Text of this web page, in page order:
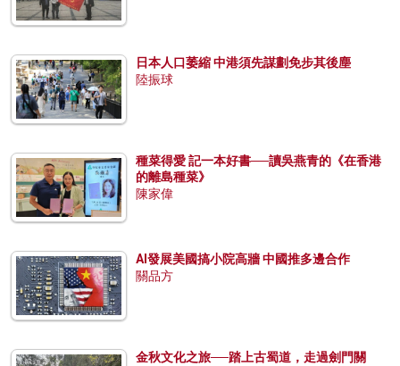
日本人口萎縮 中港須先謀劃免步其後塵
陸振球
種菜得愛 記一本好書──讀吳燕青的《在香港
的離島種菜》
陳家偉
AI發展美國搞小院高牆 中國推多邊合作
關品方
金秋文化之旅──踏上古蜀道，走過劍門關